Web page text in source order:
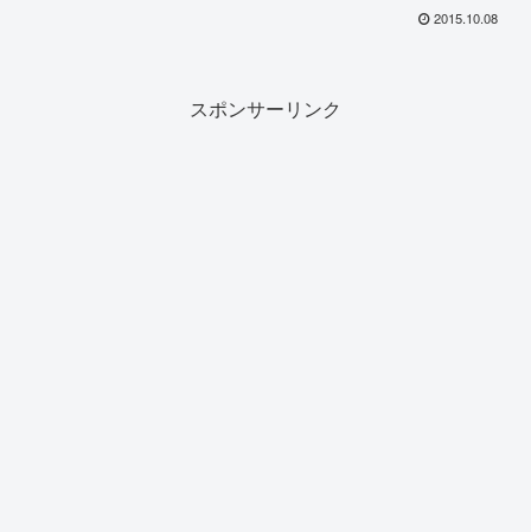
2015.10.08
スポンサーリンク